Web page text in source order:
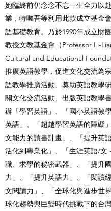
她臨終前仍念念不忘一生全力以
業，特囑吾等利用此款成立基金
語基礎教育。乃於1990年成立財
教授文教基金會（Professor Li-
Cultural and Educational
推廣英語教學，促進文化交流為
語教學推廣活動、獎助英語教學
關文化交流活動、出版英語教學
辦「學習英語」、「國小英語教
英語」、「超越學習英語的障礙
文能力的讀書計畫」、「提升英
活化到專業化」、「生涯英語/文
職、求學的秘密武器」、「提升
力」、「提升英語力」、「閱讀
文閱讀力」、「全球化與進步世
球化趨勢與巨變時代挑戰下的台